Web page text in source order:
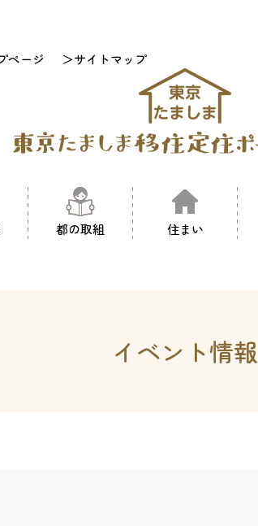
ページ ＞サイトマップ
都の取組 住まい
イベント情報